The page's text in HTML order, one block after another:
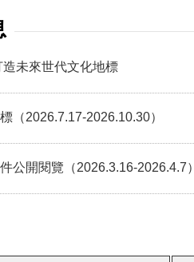
未來世代文化地標
（2026.7.17-2026.10.30）
公開閱覽（2026.3.16-2026.4.7）